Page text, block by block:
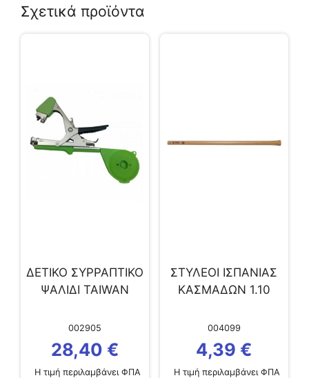
Σχετικά προϊόντα
ΔΕΤΙΚΟ ΣΥΡΡΑΠΤΙΚΟ
ΨΑΛΙΔΙ TAIWAN
002905
28,40 €
Η τιμή περιλαμβάνει ΦΠΑ
ΣΤΥΛΕΟΙ ΙΣΠΑΝΙΑΣ
ΚΑΣΜΑΔΩΝ 1.10
004099
4,39 €
Η τιμή περιλαμβάνει ΦΠΑ